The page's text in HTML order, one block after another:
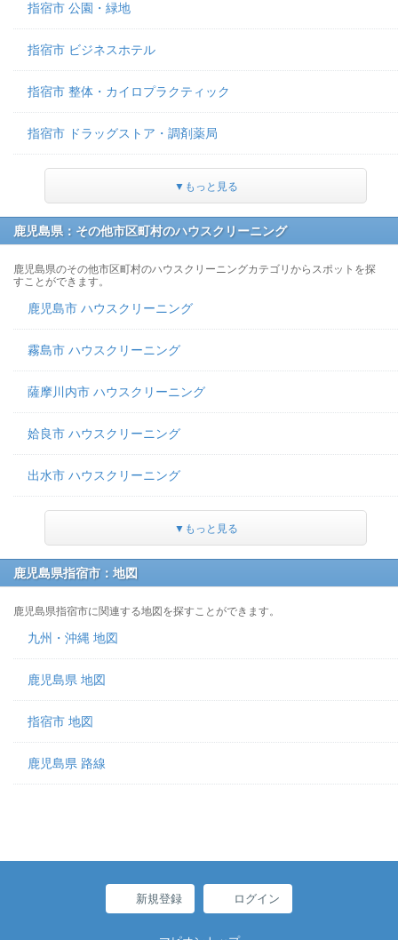
指宿市 公園・緑地
指宿市 ビジネスホテル
指宿市 整体・カイロプラクティック
指宿市 ドラッグストア・調剤薬局
▼もっと見る
鹿児島県：その他市区町村のハウスクリーニング
鹿児島県のその他市区町村のハウスクリーニングカテゴリからスポットを探
すことができます。
鹿児島市 ハウスクリーニング
霧島市 ハウスクリーニング
薩摩川内市 ハウスクリーニング
姶良市 ハウスクリーニング
出水市 ハウスクリーニング
▼もっと見る
鹿児島県指宿市：地図
鹿児島県指宿市に関連する地図を探すことができます。
九州・沖縄 地図
鹿児島県 地図
指宿市 地図
鹿児島県 路線
新規登録 ログイン